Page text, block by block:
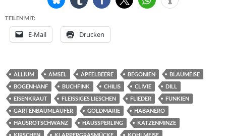
TEILEN MIT:
E-Mail Drucken
ALLIUM AMSEL APFELBEERE BEGONIEN
BLAUMEISE
BOGENHANF
BUCHFINK CHILIS CLIVIE
DILL
EISENKRAUT
FLEISSIGES LIESCHEN FLIEDER
FUNKIEN
GARTENBAUMLÄUFER
GOLDMARIE
HABANERO
HAUSROTSCHWANZ
HAUSSPERLING
KATZENMINZE
KIRSCHEN
KLAPPERGRASMÜCKE
KOHLMEISE